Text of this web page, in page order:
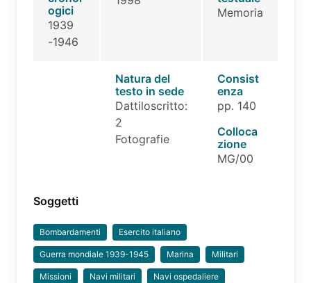
ogici
1939
-1946
Memoria
Natura del
testo in sede
Dattiloscritto:
2
Fotografie
Consist
enza
pp. 140
Colloca
zione
MG/00
Soggetti
Bombardamenti Esercito italiano
Guerra mondiale 1939-1945 Marina Militari
Missioni Navi militari Navi ospedaliere